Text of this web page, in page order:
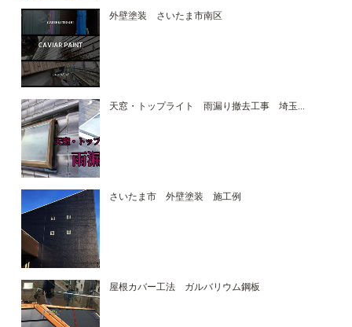
外壁塗装 さいたま市南区
天窓・トップライト 雨漏り撤去工事 埼玉...
さいたま市 外壁塗装 施工例
屋根カバー工法 ガルバリウム鋼板